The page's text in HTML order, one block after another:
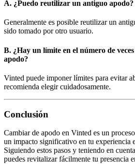
A. ¿Puedo reutilizar un antiguo apodo?
Generalmente es posible reutilizar un
sido tomado por otro usuario.
B. ¿Hay un límite en el número de
apodo?
Vinted puede imponer límites para evitar
recomienda elegir cuidadosamente.
Conclusión
Cambiar de apodo en Vinted es un
un impacto significativo en tu experiencia
Siguiendo estos pasos y teniendo en
puedes revitalizar fácilmente tu presencia